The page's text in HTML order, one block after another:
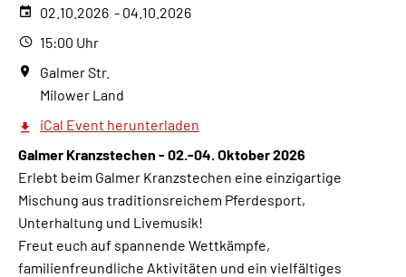
02.10.2026 - 04.10.2026
15:00 Uhr
Galmer Str.
Milower Land
iCal Event herunterladen
Galmer Kranzstechen - 02.-04. Oktober 2026
Erlebt beim Galmer Kranzstechen eine einzigartige
Mischung aus traditionsreichem Pferdesport,
Unterhaltung und Livemusik!
Freut euch auf spannende Wettkämpfe,
familienfreundliche Aktivitäten und ein vielfältiges